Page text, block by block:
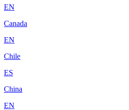
EN
Canada
EN
Chile
ES
China
EN